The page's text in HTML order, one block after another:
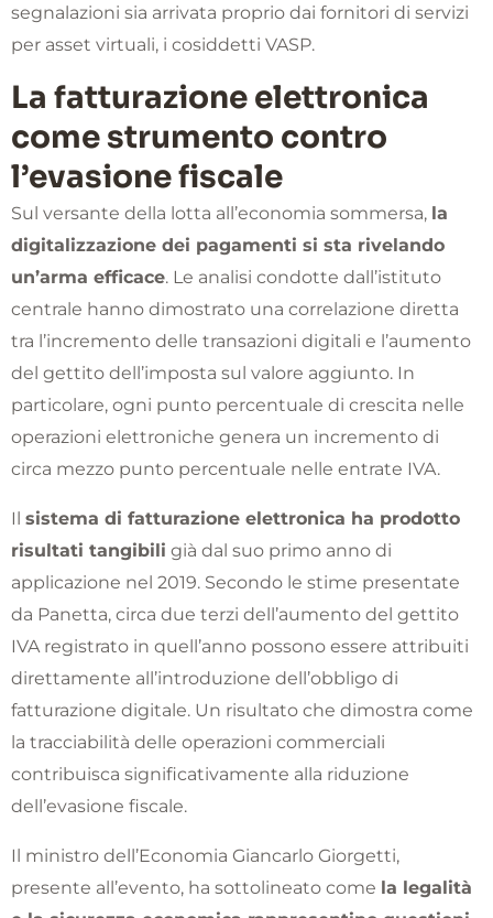
segnalazioni sia arrivata proprio dai fornitori di servizi
per asset virtuali, i cosiddetti VASP.
La fatturazione elettronica
come strumento contro
l’evasione fiscale
Sul versante della lotta all’economia sommersa, la
digitalizzazione dei pagamenti si sta rivelando
un’arma efficace. Le analisi condotte dall’istituto
centrale hanno dimostrato una correlazione diretta
tra l’incremento delle transazioni digitali e l’aumento
del gettito dell’imposta sul valore aggiunto. In
particolare, ogni punto percentuale di crescita nelle
operazioni elettroniche genera un incremento di
circa mezzo punto percentuale nelle entrate IVA.
Il sistema di fatturazione elettronica ha prodotto
risultati tangibili già dal suo primo anno di
applicazione nel 2019. Secondo le stime presentate
da Panetta, circa due terzi dell’aumento del gettito
IVA registrato in quell’anno possono essere attribuiti
direttamente all’introduzione dell’obbligo di
fatturazione digitale. Un risultato che dimostra come
la tracciabilità delle operazioni commerciali
contribuisca significativamente alla riduzione
dell’evasione fiscale.
Il ministro dell’Economia Giancarlo Giorgetti,
presente all’evento, ha sottolineato come la legalità